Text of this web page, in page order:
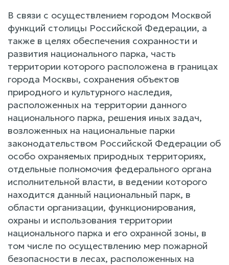
В связи с осуществлением городом Москвой
функций столицы Российской Федерации, а
также в целях обеспечения сохранности и
развития национального парка, часть
территории которого расположена в границах
города Москвы, сохранения объектов
природного и культурного наследия,
расположенных на территории данного
национального парка, решения иных задач,
возложенных на национальные парки
законодательством Российской Федерации об
особо охраняемых природных территориях,
отдельные полномочия федерального органа
исполнительной власти, в ведении которого
находится данный национальный парк, в
области организации, функционирования,
охраны и использования территории
национального парка и его охранной зоны, в
том числе по осуществлению мер пожарной
безопасности в лесах, расположенных на